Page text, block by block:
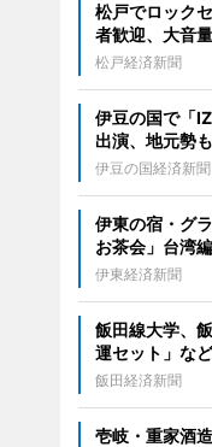
松戸でロック
者歓迎、大音
松戸経済新聞
伊豆の国で「
出演、地元勢も
伊豆の国経済新聞
伊東の宿・グ
お茶会」台湾
伊東経済新聞
飯田線大学、
運セット」な
飯田経済新聞
壱岐・重家酒